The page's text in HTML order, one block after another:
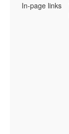
In-page links